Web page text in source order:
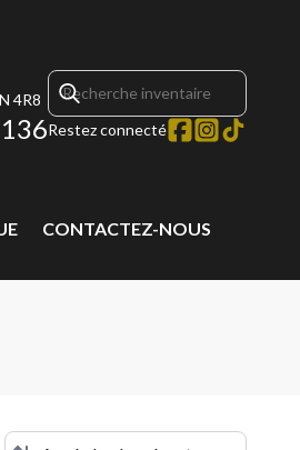
4R8
Restez connecté
CONTACTEZ-NOUS